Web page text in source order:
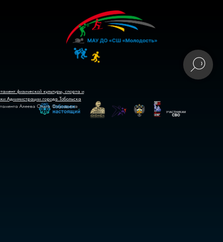
физической культуры, спорта и
Администрации города Тобольска
Алеева Ольга Фаридовна